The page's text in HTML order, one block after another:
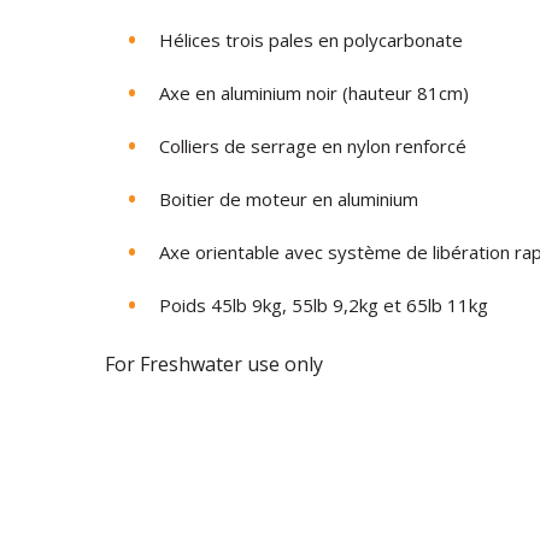
Hélices trois pales en polycarbonate
Axe en aluminium noir (hauteur 81cm)
Colliers de serrage en nylon renforcé
Boitier de moteur en aluminium
Axe orientable avec système de libération
Poids 45lb 9kg, 55lb 9,2kg et 65lb 11kg
For Freshwater use only